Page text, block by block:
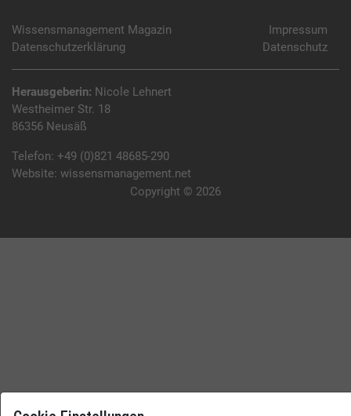
Wissensmanagement Magazin
Impressum
Datenschutzerklärung
Datenschutz
Herausgeberin: Nicole Lehnert
Westheimer Str. 18
86356 Neusäß
Telefon: +49 (0)821 48685-290
Website: wissensmanagement.net
Copyright © 2026